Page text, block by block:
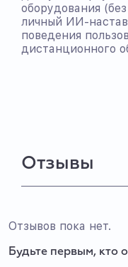
оборудования
личный ИИ-
поведения
дистанционного
Отзывы
Отзывов пока нет.
Будьте первым, кто